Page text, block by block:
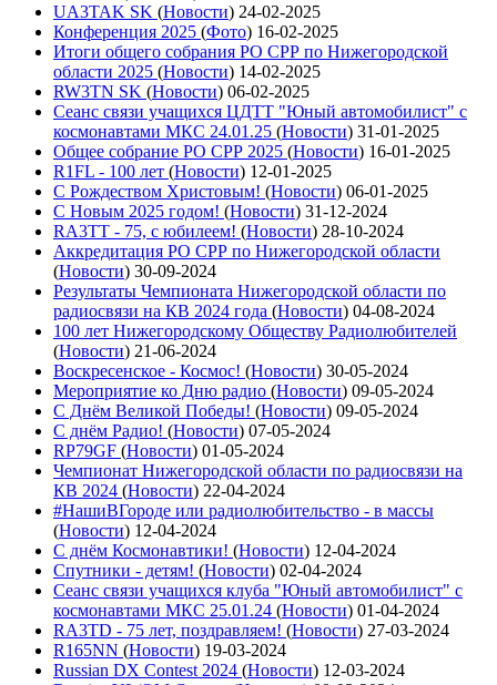
UA3TAK SK (Новости) 24-02-2025
Конференция 2025 (Фото) 16-02-2025
Итоги общего собрания РО СРР по Нижегородской
области 2025 (Новости) 14-02-2025
RW3TN SK (Новости) 06-02-2025
Сеанс связи учащихся ЦДТТ "Юный автомобилист" с
космонавтами МКС 24.01.25 (Новости) 31-01-2025
Общее собрание РО СРР 2025 (Новости) 16-01-2025
R1FL - 100 лет (Новости) 12-01-2025
С Рождеством Христовым! (Новости) 06-01-2025
С Новым 2025 годом! (Новости) 31-12-2024
RA3TT - 75, с юбилеем! (Новости) 28-10-2024
Аккредитация РО СРР по Нижегородской области
(Новости) 30-09-2024
Результаты Чемпионата Нижегородской области по
радиосвязи на КВ 2024 года (Новости) 04-08-2024
100 лет Нижегородскому Обществу Радиолюбителей
(Новости) 21-06-2024
Воскресенское - Космос! (Новости) 30-05-2024
Мероприятие ко Дню радио (Новости) 09-05-2024
С Днём Великой Победы! (Новости) 09-05-2024
С днём Радио! (Новости) 07-05-2024
RP79GF (Новости) 01-05-2024
Чемпионат Нижегородской области по радиосвязи на
КВ 2024 (Новости) 22-04-2024
#НашиВГороде или радиолюбительство - в массы
(Новости) 12-04-2024
С днём Космонавтики! (Новости) 12-04-2024
Спутники - детям! (Новости) 02-04-2024
Сеанс связи учащихся клуба "Юный автомобилист" с
космонавтами МКС 25.01.24 (Новости) 01-04-2024
RA3TD - 75 лет, поздравляем! (Новости) 27-03-2024
R165NN (Новости) 19-03-2024
Russian DX Contest 2024 (Новости) 12-03-2024